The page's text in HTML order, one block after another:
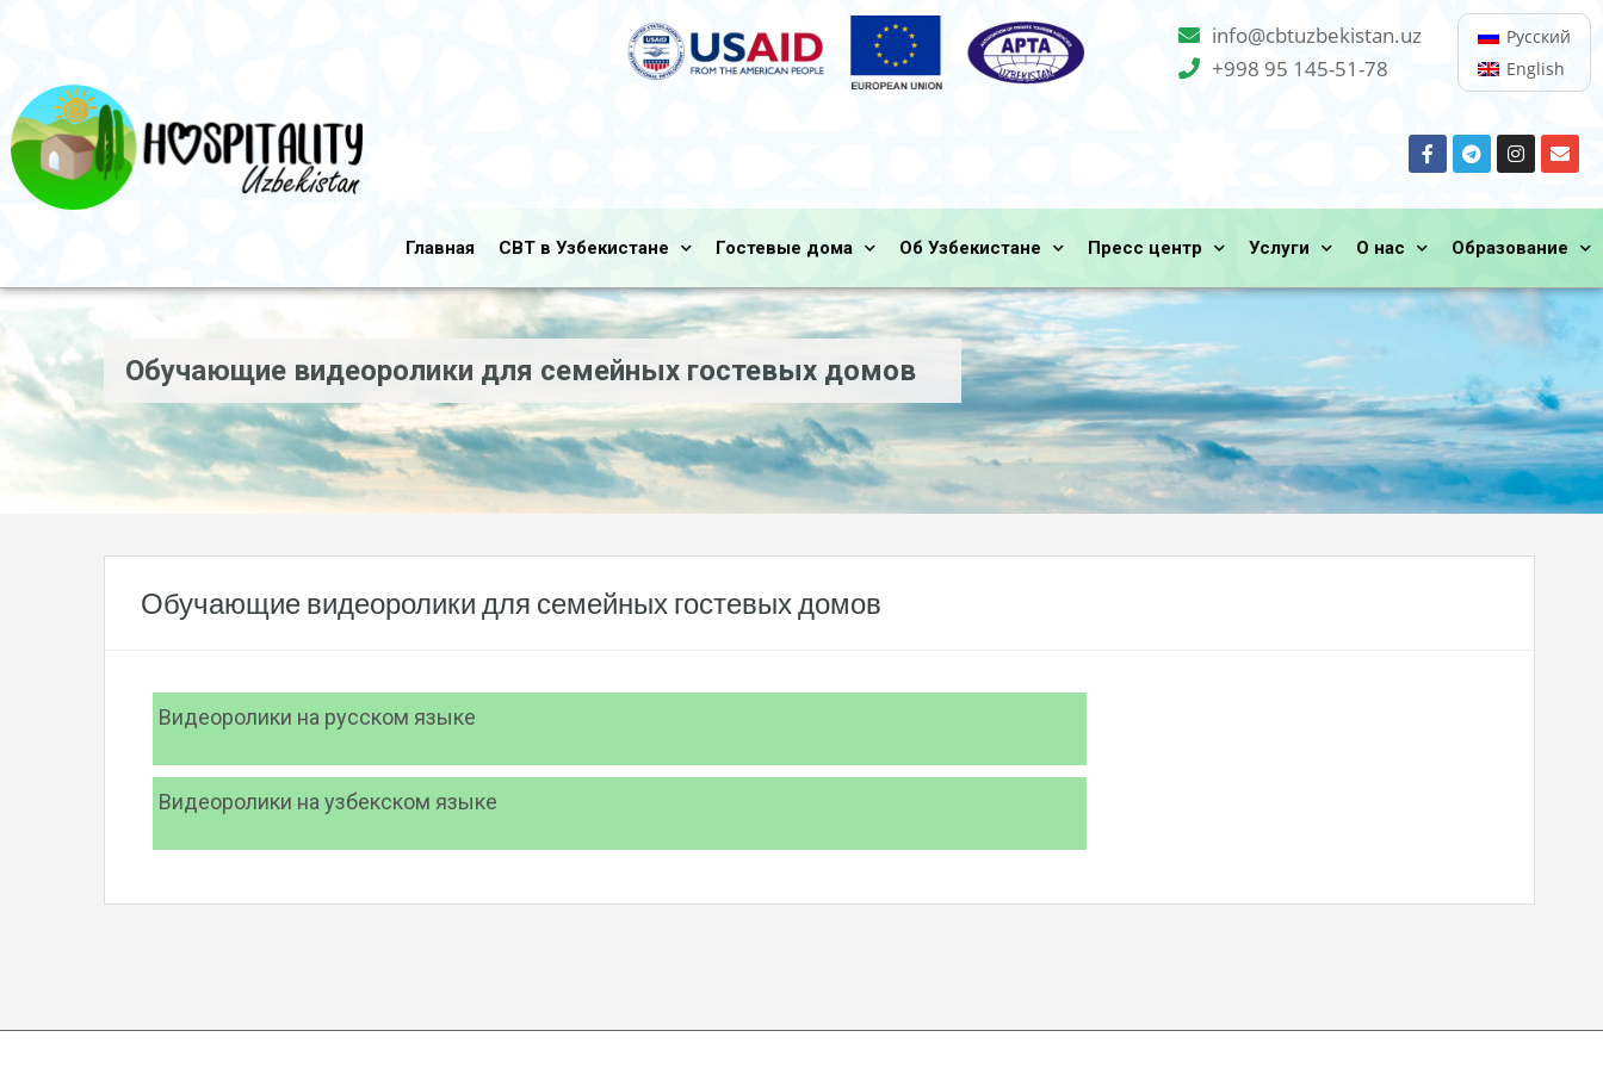
info@cbtuzbekistan.uz
+998 95 145-51-78
Русский
English
Главная CBT в Узбекистане Гостевые дома Об Узбекистане Пресс центр Услуги О нас Образование
Обучающие видеоролики для семейных гостевых домов
Обучающие видеоролики для семейных гостевых домов
Видеоролики на русском языке
Видеоролики на узбекском языке